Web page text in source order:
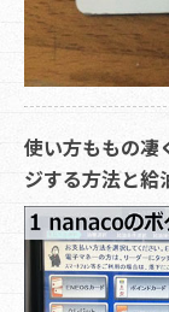
使い方ももの凄
ジする方法と給